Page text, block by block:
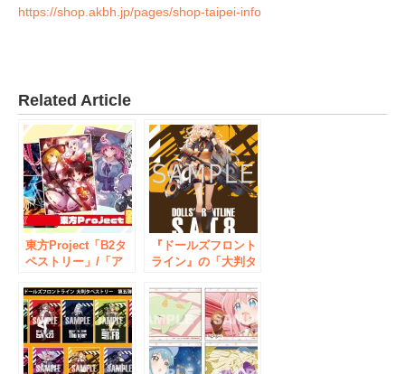
https://shop.akbh.jp/pages/shop-taipei-info
Related Article
東方Project「B2タ
ペストリー」/「ア
ー」/「手帳型スマ
ホケース」新作を発
売！ アキバホビー
通販他にて受注開
始！
『ドールズフロント
ライン』の「大判タ
を完全受注生産にて
3ヶ月連続発売！
アキバホビー通販他
にて